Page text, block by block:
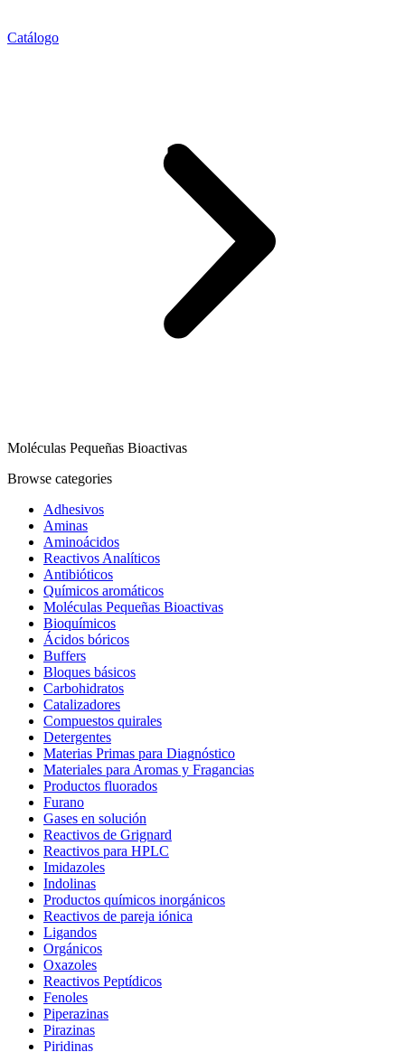
Catálogo
Moléculas Pequeñas Bioactivas
Browse categories
Adhesivos
Aminas
Aminoácidos
Reactivos Analíticos
Antibióticos
Químicos aromáticos
Moléculas Pequeñas Bioactivas
Bioquímicos
Ácidos bóricos
Buffers
Bloques básicos
Carbohidratos
Catalizadores
Compuestos quirales
Detergentes
Materias Primas para Diagnóstico
Materiales para Aromas y Fragancias
Productos fluorados
Furano
Gases en solución
Reactivos de Grignard
Reactivos para HPLC
Imidazoles
Indolinas
Productos químicos inorgánicos
Reactivos de pareja iónica
Ligandos
Orgánicos
Oxazoles
Reactivos Peptídicos
Fenoles
Piperazinas
Pirazinas
Piridinas